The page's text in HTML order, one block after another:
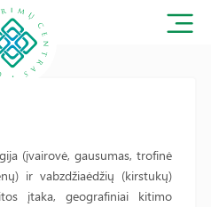
(įvairovė, gausumas, trofinė
ir vabzdžiaėdžių (kirstukų)
įtaka, geografiniai kitimo